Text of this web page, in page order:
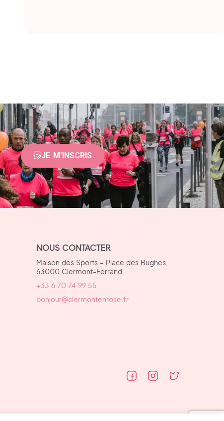
JE M'INSCRIS
NOUS CONTACTER
Maison des Sports – Place des Bughes,
63000 Clermont-Ferrand
+33 6 70 74 99 55
bonjour@clermontenrose.fr